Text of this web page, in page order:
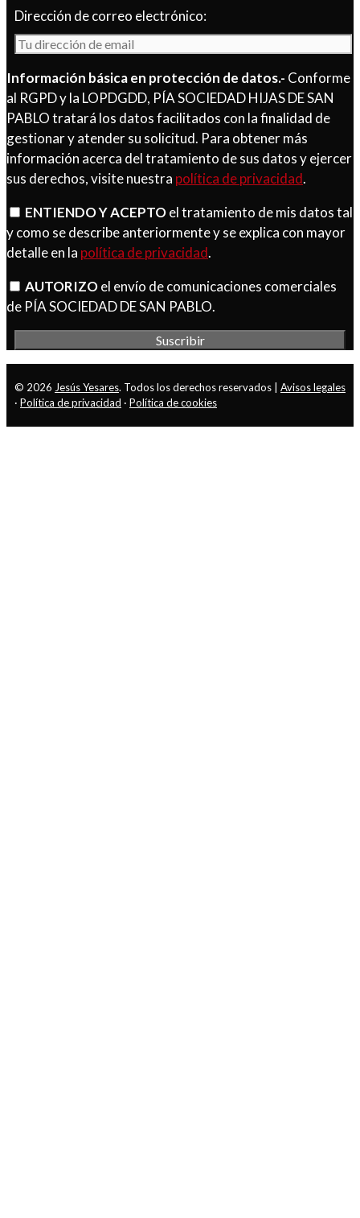
Dirección de correo electrónico:
Información básica en protección de datos.- Conforme
al RGPD y la LOPDGDD, PÍA SOCIEDAD HIJAS DE SAN
PABLO tratará los datos facilitados con la finalidad de
gestionar y atender su solicitud. Para obtener más
información acerca del tratamiento de sus datos y ejercer
sus derechos, visite nuestra política de privacidad.
ENTIENDO Y ACEPTOel tratamiento de mis datos tal
y como se describe anteriormente y se explica con mayor
detalle en la política de privacidad.
AUTORIZOel envío de comunicaciones comerciales
de PÍA SOCIEDAD DE SAN PABLO.
© 2026 Jesús Yesares. Todos los derechos reservados | Avisos legales
· Política de privacidad · Política de cookies